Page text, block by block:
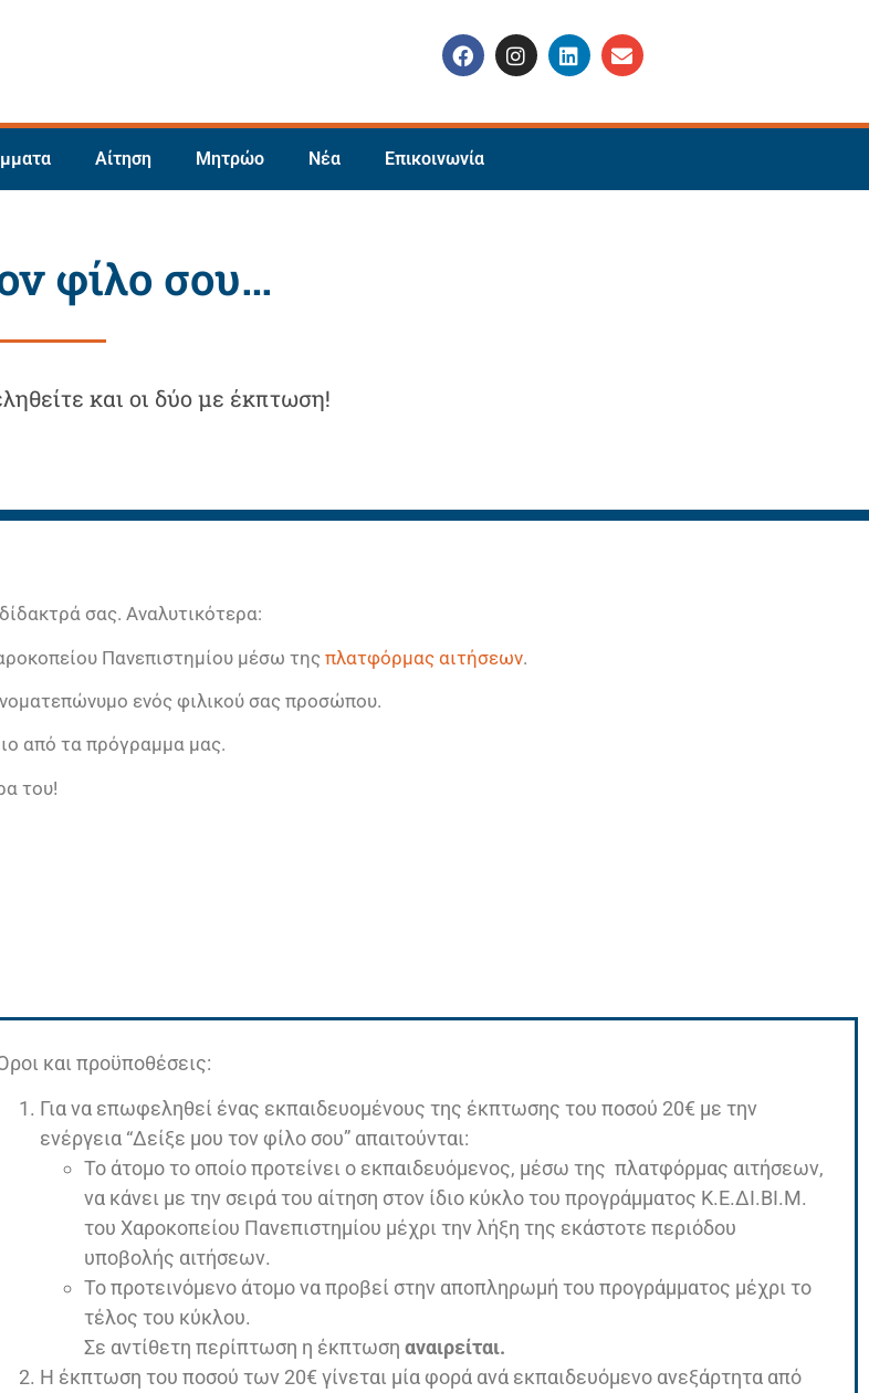
Αίτηση Μητρώο Νέα Επικοινωνία
φίλο σου…
και οι δύο με έκπτωση!
σας. Αναλυτικότερα:
Πανεπιστημίου μέσω της πλατφόρμας αιτήσεων.
ενός φιλικού σας προσώπου.
από τα πρόγραμμα μας.
του!
και προϋποθέσεις:
Για να επωφεληθεί ένας εκπαιδευομένους της έκπτωσης του ποσού 20€ με την
ενέργεια “Δείξε μου τον φίλο σου” απαιτούνται:
Το άτομο το οποίο προτείνει ο εκπαιδευόμενος, μέσω της πλατφόρμας αιτήσεων,
να κάνει με την σειρά του αίτηση στον ίδιο κύκλο του προγράμματος Κ.Ε.ΔΙ.ΒΙ.Μ.
του Χαροκοπείου Πανεπιστημίου μέχρι την λήξη της εκάστοτε περιόδου
υποβολής αιτήσεων.
Το προτεινόμενο άτομο να προβεί στην αποπληρωμή του προγράμματος μέχρι το
τέλος του κύκλου.
Σε αντίθετη περίπτωση η έκπτωσηαναιρείται.
Η έκπτωση του ποσού των 20€ γίνεται μία φορά ανά εκπαιδευόμενο ανεξάρτητα από